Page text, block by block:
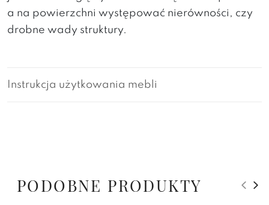
a na powierzchni występować nierówności, czy
drobne wady struktury.
Instrukcja użytkowania mebli
PODOBNE PRODUKTY